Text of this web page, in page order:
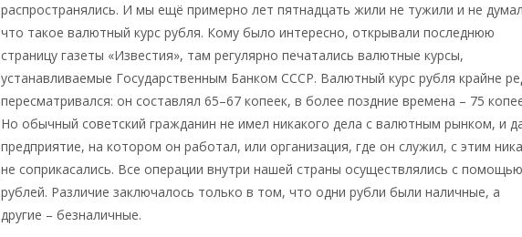
распространялись. И мы ещё примерно лет пятнадцать жили не тужили и не
что такое валютный курс рубля. Кому было интересно, открывали последнюю
страницу газеты «Известия», там регулярно печатались валютные курсы,
устанавливаемые Государственным Банком СССР. Валютный курс рубля крайне
пересматривался: он составлял 65–67 копеек, в более поздние времена – 75
Но обычный советский гражданин не имел никакого дела с валютным рынком, и
предприятие, на котором он работал, или организация, где он служил, с этим
не соприкасались. Все операции внутри нашей страны осуществлялись с помощью
рублей. Различие заключалось только в том, что одни рубли были наличные, а
другие – безналичные.